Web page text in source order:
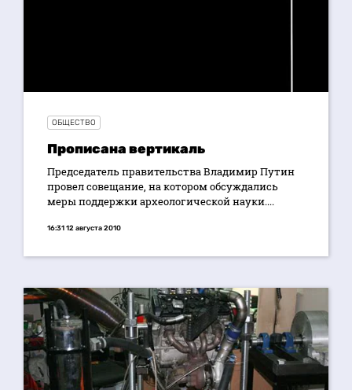
ОБЩЕСТВО
Прописана вертикаль
Председатель правительства Владимир Путин
провел совещание, на котором обсуждались
меры поддержки археологической науки....
16:31 12 августа 2010